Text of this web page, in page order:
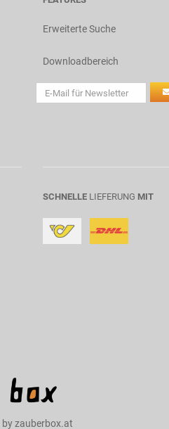
Erweiterte Suche
Downloadbereich
SCHNELLE LIEFERUNG MIT
zauberbox.at